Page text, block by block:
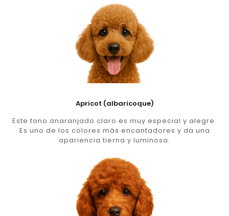
Apricot (albaricoque)
Este tono anaranjado claro es muy especial y alegre.
Es uno de los colores más encantadores y da una
apariencia tierna y luminosa.